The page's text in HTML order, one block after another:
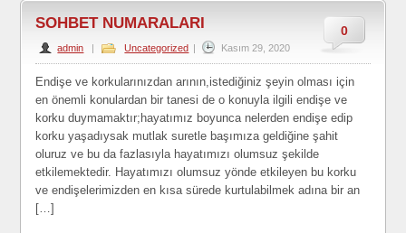
0
SOHBET NUMARALARI
admin | Uncategorized | Kasım 29, 2020
Endişe ve korkularınızdan arının,istediğiniz şeyin olması için
en önemli konulardan bir tanesi de o konuyla ilgili endişe ve
korku duymamaktır;hayatımız boyunca nelerden endişe edip
korku yaşadıysak mutlak suretle başımıza geldiğine şahit
oluruz ve bu da fazlasıyla hayatımızı olumsuz şekilde
etkilemektedir. Hayatımızı olumsuz yönde etkileyen bu korku
ve endişelerimizden en kısa sürede kurtulabilmek adına bir an
[…]